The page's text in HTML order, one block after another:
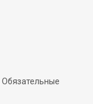
Обязательные